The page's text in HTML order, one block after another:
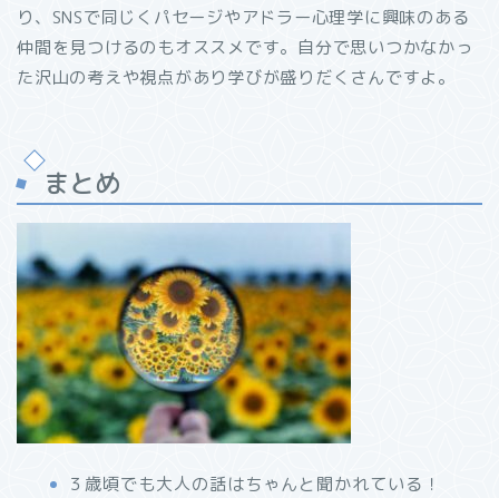
り、SNSで同じくパセージやアドラー心理学に興味のある
仲間を見つけるのもオススメです。自分で思いつかなかっ
た沢山の考えや視点があり学びが盛りだくさんですよ。
まとめ
３歳頃でも大人の話はちゃんと聞かれている！